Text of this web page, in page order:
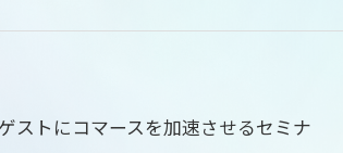
ストにコマースを加速させるセミナ